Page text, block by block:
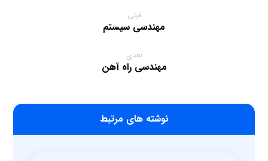
قبلی
مهندسی سیستم
بعدی
مهندسی راه آهن
‫نوشته های مرتبط